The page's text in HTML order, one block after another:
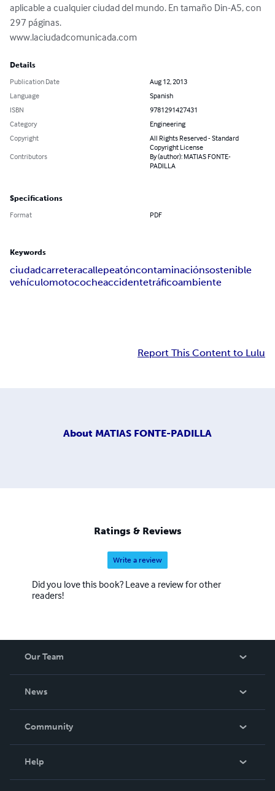
aplicable a cualquier ciudad del mundo. En tamaño Din-A5, con
297 páginas.
www.laciudadcomunicada.com
Details
Publication Date
Aug 12, 2013
Language
Spanish
ISBN
9781291427431
Category
Engineering
Copyright
All Rights Reserved - Standard
Copyright License
Contributors
By (author): MATIAS FONTE-
PADILLA
Specifications
Format PDF
Keywords
ciudadcarreteracallepeatóncontaminaciónsostenible
vehículomotococheaccidentetráficoambiente
Report This Content to Lulu
About MATIAS FONTE-PADILLA
Ratings & Reviews
Write a review
Did you love this book? Leave a review for other
readers!
Our Team
News
In The News
Community
Help